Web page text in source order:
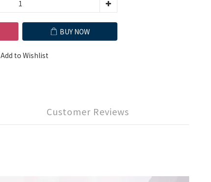
BUY NOW
Add to Wishlist
Customer Reviews